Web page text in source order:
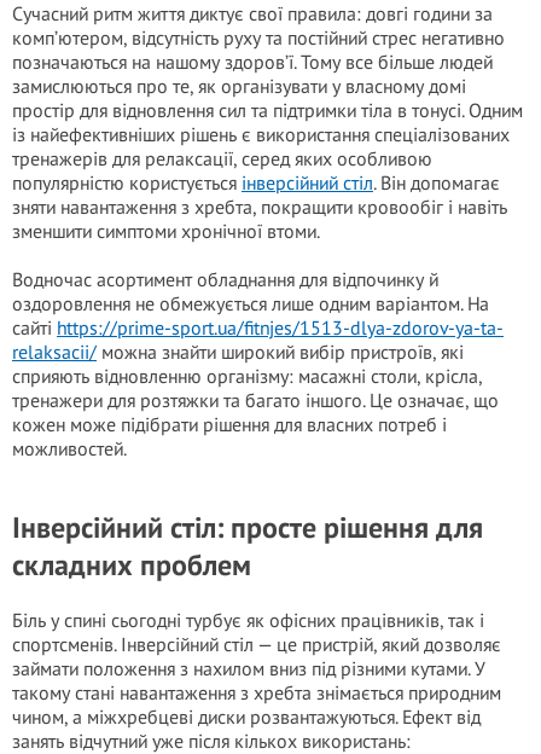
Сучасний ритм життя диктує свої правила: довгі години за
комп’ютером, відсутність руху та постійний стрес негативно
позначаються на нашому здоров’ї. Тому все більше людей
замислюються про те, як організувати у власному домі
простір для відновлення сил та підтримки тіла в тонусі. Одним
із найефективніших рішень є використання спеціалізованих
тренажерів для релаксації, серед яких особливою
популярністю користується інверсійний стіл. Він допомагає
зняти навантаження з хребта, покращити кровообіг і навіть
зменшити симптоми хронічної втоми.
Водночас асортимент обладнання для відпочинку й
оздоровлення не обмежується лише одним варіантом. На
сайті https://prime-sport.ua/fitnjes/1513-dlya-zdorov-ya-ta-
relaksacii/ можна знайти широкий вибір пристроїв, які
сприяють відновленню організму: масажні столи, крісла,
тренажери для розтяжки та багато іншого. Це означає, що
кожен може підібрати рішення для власних потреб і
можливостей.
Інверсійний стіл: просте рішення для
складних проблем
Біль у спині сьогодні турбує як офісних працівників, так і
спортсменів. Інверсійний стіл — це пристрій, який дозволяє
займати положення з нахилом вниз під різними кутами. У
такому стані навантаження з хребта знімається природним
чином, а міжхребцеві диски розвантажуються. Ефект від
занять відчутний уже після кількох використань: